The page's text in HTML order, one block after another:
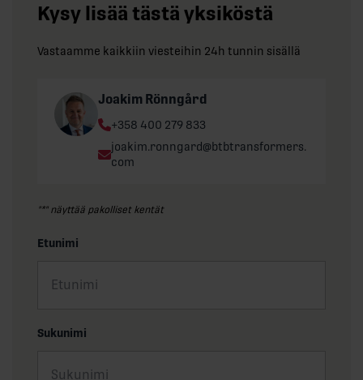
Kysy lisää tästä yksiköstä
Vastaamme kaikkiin viesteihin 24h tunnin sisällä
Joakim Rönngård
Phone:
+358 400 279 833
Email:
joakim.ronngard@btbtransformers.
com
"*" näyttää pakolliset kentät
Etunimi
Sukunimi